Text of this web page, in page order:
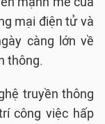
mại điện tử và
càng lớn về
thông.
truyền thông
công việc hấp